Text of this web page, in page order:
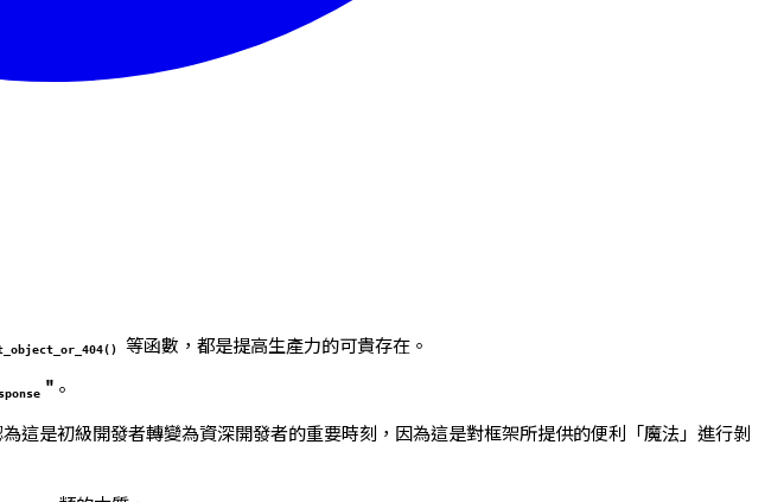
等函數，都是提高生產力的可貴存在。
" 。
這是初級開發者轉變為資深開發者的重要時刻，因為這是對框架所提供的便利「魔法」進行剝